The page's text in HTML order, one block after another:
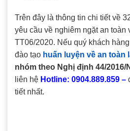
Trên đây là thông tin chi tiết về
yêu cầu về nghiêm ngặt an toàn
TT06/2020. Nếu quý khách
đào tạo huấn luyện về an toàn
nhóm theo Nghị định 44/2016/
liên hệ Hotline: 0904.889.859 –
tiết nhất.